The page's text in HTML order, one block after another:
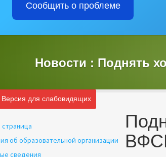
Сообщить о проблеме
Новости : Поднять
для слабовидящих
страница
об образовательной организации
сведения